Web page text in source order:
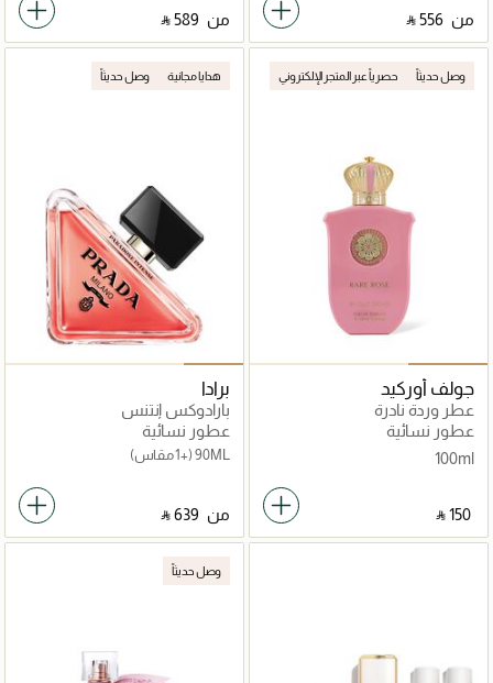
من ‎ ⃁ ⁦556⁩ ‎ من ‎ ⃁ ⁦589⁩ ‎
وصل حديثاً حصرياً عبر المتجر الإلكتروني
جولف أوركيد
عطر وردة نادرة
عطور نسائية
100ml
‎ ⃁ ⁦150⁩ ‎
هدايا مجانية وصل حديثاً
برادا
بارادوكس إنتنس
عطور نسائية
90ML (+1 مقاس)
من ‎ ⃁ ⁦639⁩ ‎
وصل حديثاً